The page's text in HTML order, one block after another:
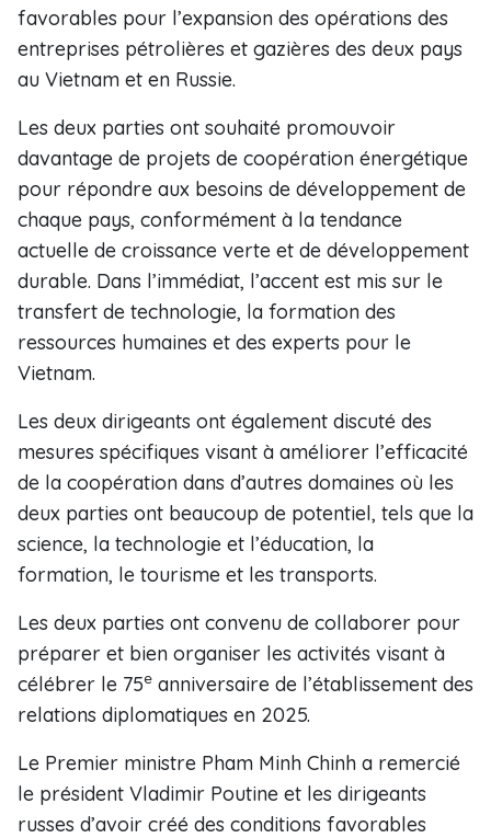
favorables pour l’expansion des opérations des
entreprises pétrolières et gazières des deux pays
au Vietnam et en Russie.
Les deux parties ont souhaité promouvoir
davantage de projets de coopération énergétique
pour répondre aux besoins de développement de
chaque pays, conformément à la tendance
actuelle de croissance verte et de développement
durable. Dans l’immédiat, l’accent est mis sur le
transfert de technologie, la formation des
ressources humaines et des experts pour le
Vietnam.
Les deux dirigeants ont également discuté des
mesures spécifiques visant à améliorer l’efficacité
de la coopération dans d’autres domaines où les
deux parties ont beaucoup de potentiel, tels que la
science, la technologie et l’éducation, la
formation, le tourisme et les transports.
Les deux parties ont convenu de collaborer pour
préparer et bien organiser les activités visant à
célébrer le 75e anniversaire de l’établissement des
relations diplomatiques en 2025.
Le Premier ministre Pham Minh Chinh a remercié
le président Vladimir Poutine et les dirigeants
russes d’avoir créé des conditions favorables